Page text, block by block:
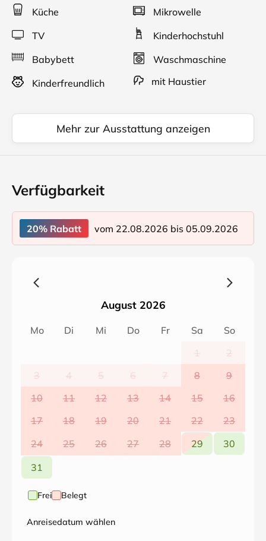
Küche
Mikrowelle
TV
Kinderhochstuhl
Babybett
Waschmaschine
Kinderfreundlich
mit Haustier
Mehr zur Ausstattung anzeigen
Verfügbarkeit
20% Rabatt vom 22.08.2026 bis 05.09.2026
August 2026
Mo Di Mi Do Fr Sa
So
1
2
3
4 5 6 7 8
9
10
11 12 13 14 15
16
17
18 19 20 21 22
23
24
25 26 27 28 29
30
31
Frei Belegt
Anreisedatum wählen